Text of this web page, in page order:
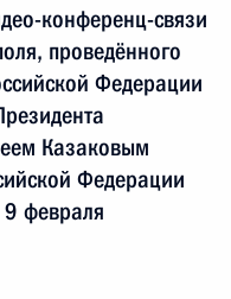
конференц-связи
проведённого
Федерации
Казаковым
Федерации
февраля